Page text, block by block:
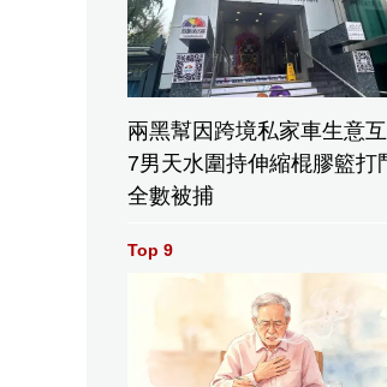
兩黑幫因跨境私家車生意
7男天水圍持伸縮棍膠籃打
全數被捕
Top 9